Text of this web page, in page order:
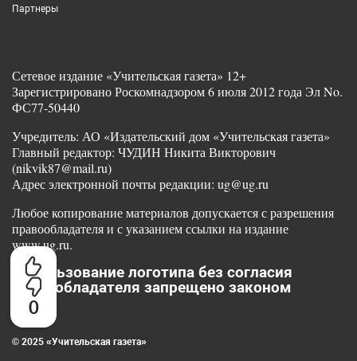
0
Партнеры
Сетевое издание «Учительская газета» 12+
Зарегистрировано Роскомнадзором 6 июля 2012 года Эл No.
ФС77-50440
Учредитель: АО «Издательский дом «Учительская газета»
Главный редактор: ЧУДИН Никита Викторович
(nikvik87@mail.ru)
Адрес электронной почты редакции: ug@ug.ru
Любое копирование материалов допускается с разрешения
правообладателя и с указанием ссылки на издание
www.ug.ru.
Использование логотипа без согласия
правообладателя запрещено законом
© 2025 «Учительская газета»